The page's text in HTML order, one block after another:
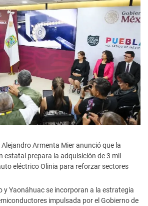
Armenta Mier anunció que la
estatal prepara la adquisición de 3 mil
eléctrico Olinia para reforzar sectores
y Yaonáhuac se incorporan a la estrategia
impulsada por el Gobierno de